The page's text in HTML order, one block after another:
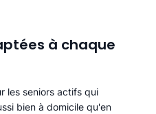
à chaque
les seniors actifs qui
bien à domicile qu'en